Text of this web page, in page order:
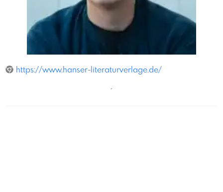
https://www.hanser-literaturverlage.de/
´